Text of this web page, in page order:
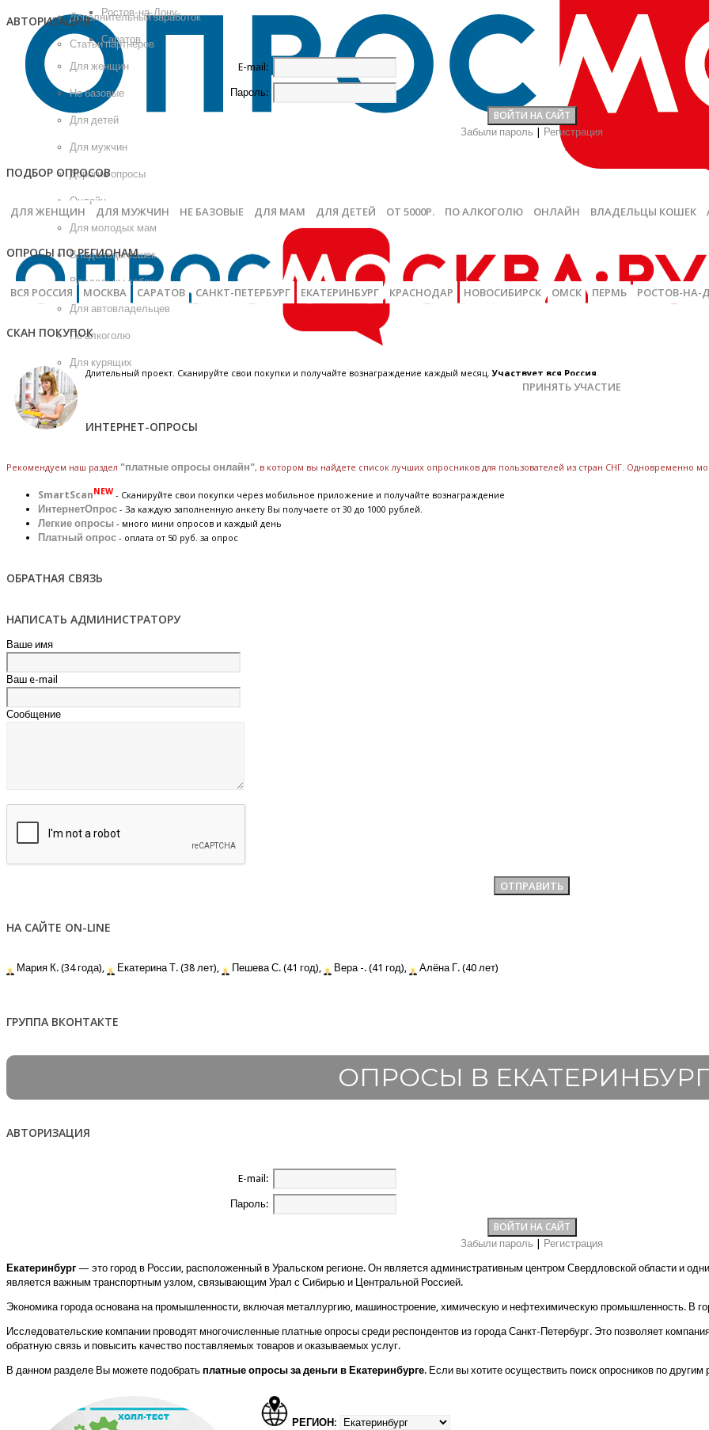
Ростов-на-Дону
Саратов
Для женщин
Не базовые
Для детей
Для мужчин
Дорогие опросы
Онлайн
Для молодых мам
Владельцы кошек
Владельцы собак
Для автовладельцев
По алкоголю
Для курящих
Дополнительный заработок
Статьи партнеров
АВТОРИЗАЦИЯ
E-mail:
Пароль:
Забыли пароль Регистрация
ПОДБОР ОПРОСОВ
ДЛЯ ЖЕНЩИН ДЛЯ МУЖЧИН НЕ БАЗОВЫЕ ДЛЯ МАМ ДЛЯ ДЕТЕЙ ОТ 5000Р. ПО АЛКОГОЛЮ ОНЛАЙН ВЛАДЕЛЬЦЫ КОШЕК
ОПРОСЫ ПО РЕГИОНАМ
ВСЯ РОССИЯ МОСКВА САРАТОВ САНКТ-ПЕТЕРБУРГ ЕКАТЕРИНБУРГ КРАСНОДАР НОВОСИБИРСК ОМСК ПЕРМЬ РОСТОВ-НА-
СКАН ПОКУПОК
Длительный проект. Сканируйте свои покупки и получайте вознаграждение каждый месяц.Участвует вся Россия.
ПРИНЯТЬ УЧАСТИЕ
ИНТЕРНЕТ-ОПРОСЫ
Рекомендуем наш раздел "платные опросы онлайн", в котором вы найдете список лучших опросников для пользователей из стран СНГ. Одновременно
SmartScan NEW - Сканируйте свои покупки через мобильное приложение и получайте вознаграждение
ИнтернетОпрос - За каждую заполненную анкету Вы получаете от 30 до 1000 рублей.
Легкие опросы - много мини опросов и каждый день
Платный опрос - оплата от 50 руб. за опрос
ОБРАТНАЯ СВЯЗЬ
НАПИСАТЬ АДМИНИСТРАТОРУ
Ваше имя
Ваш e-mail
Сообщение
НА САЙТЕ ON-LINE
Мария К. (34 года), Екатерина Т. (38 лет), Пешева С. (41 год), Вера -. (41 год),
Алёна Г. (40 лет)
ГРУППА ВКОНТАКТЕ
ОПРОСЫ В
АВТОРИЗАЦИЯ
E-mail:
Пароль:
Забыли пароль Регистрация
Екатеринбург — это город в России, расположенный в Уральском регионе. Он является административным центром Свердловской области и
является важным транспортным узлом, связывающим Урал с Сибирью и Центральной Россией.
Экономика города основана на промышленности, включая металлургию, машиностроение, химическую и нефтехимическую промышленность. В
Исследовательские компании проводят многочисленные платные опросы среди респондентов из города Санкт-Петербург. Это позволяет
обратную связь и повысить качество поставляемых товаров и оказываемых услуг.
В данном разделе Вы можете подобрать платные опросы за деньги в Екатеринбурге. Если вы хотите осуществить поиск опросников по
РЕГИОН: